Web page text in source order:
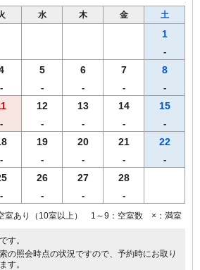
料金に応じた宿泊税を別途頂戴いたしま
水 木 金 土
1
-
-
5
-
6
-
7
-
8
-
-
12
-
13
-
14
-
15
-
-
19
-
20
-
21
-
22
-
-
26
-
27
-
28
-
室あり（10室以上） 1～9：空室数 ×：満室
す。
の照会時点の状況ですので、予約時にお取り
す。